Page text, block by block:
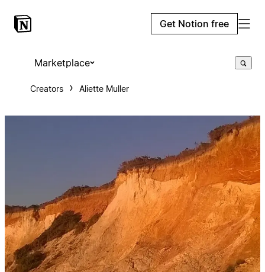
Get Notion free
Marketplace
Creators Aliette Muller